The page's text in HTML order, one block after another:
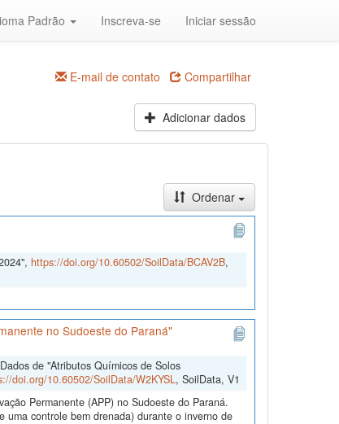
Padrão Inscreva-se Iniciar sessão
E-mail de contato Compartilhar
Adicionar dados
Ordenar
https://doi.org/10.60502/SoilData/BCAV2B,
no Sudoeste do Paraná"
de "Atributos Químicos de Solos
doi.org/10.60502/SoilData/W2KYSL, SoilData, V1
Permanente (APP) no Sudoeste do Paraná.
uma controle bem drenada) durante o inverno de